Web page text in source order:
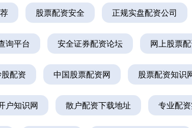
股票配资安全 正规实盘配资公司
询平台 安全证券配资论坛 网上股票
配资 中国股票配资网 股票配资知识
户知识网 散户配资下载地址 专业配